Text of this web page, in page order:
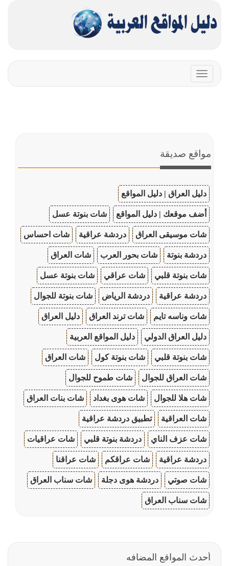
Toggle
navigation
مواقع صديقة
دليل العراق | دليل المواقع
أضف موقعك | دليل المواقع شات بنوتة عسل
شات موسيقى العراق دردشة عراقية شات احساس
دردشة بنوتة شات بحور العرب شات العراق
شات بنوتة قلبي شات عراقي شات بنوتة عسل
دردشة عراقية دردشة الرياض شات بنوتة للجوال
شات وناسه تايم شات ترند العراق دليل العراق
دليل العراق الدولي دليل المواقع العربية
شات بنوتة قلبي شات بنوتة كول شات العراق
شات العراق للجوال شات طموح للجوال
شات هلا للجوال شات هوى بغداد شات بنات العراق
شات العراقية تطبيق دردشة عراقية
شات عزف الناي دردشة بنوتة قلبي شات عراقيات
دردشة عراقية شات عراقكم شات عراقنا
شات صوتي دردشة هوى دجلة شات سناب العراق
شات سناب العراق
أحدث المواقع المضافه